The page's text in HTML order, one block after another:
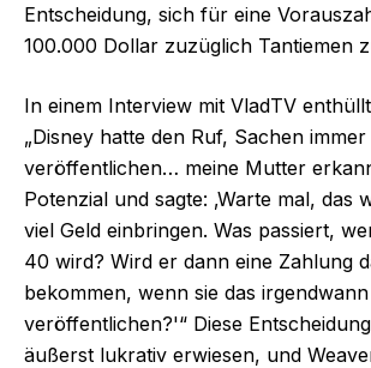
Entscheidung, sich für eine
100.000 Dollar zuzüglich Tantiemen
In einem Interview mit VladTV
„Disney hatte den Ruf, Sachen
veröffentlichen… meine Mutter
Potenzial und sagte: ‚Warte mal, das
viel Geld einbringen. Was passiert,
40 wird? Wird er dann eine Zahlung
bekommen, wenn sie das
veröffentlichen?'“ Diese
äußerst lukrativ erwiesen, und